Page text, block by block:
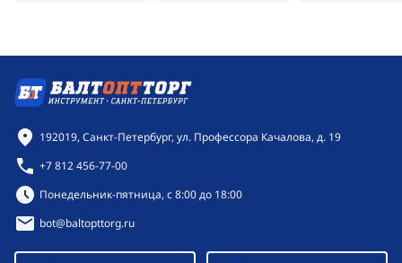
Контактная информация
192019, Санкт-Петербург, ул. Профессора Качалова, д. 19
+7 812 456-77-00
Режим работы:
Понедельник-пятница, с 8:00 до 18:00
bot@baltopttorg.ru